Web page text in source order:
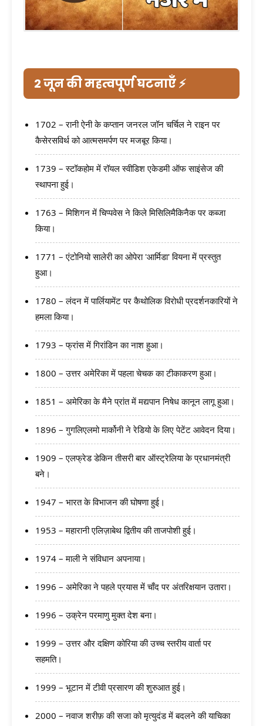
2 जून की महत्वपूर्ण घटनाएँ ⚡
1702 – रानी ऐनी के कप्तान जनरल जॉन चर्चिल ने राइन पर
कैसेरसविर्थ को आत्मसमर्पण पर मजबूर किया।
1739 – स्टॉकहोम में रॉयल स्वीडिश एकेडमी ऑफ साइंसेज की
स्थापना हुई।
1763 – मिशिगन में चिप्पवेस ने किले मिसिलिमैकिनैक पर कब्जा
किया।
1771 – एंटोनियो सालेरी का ओपेरा 'आर्मिडा' वियना में प्रस्तुत
हुआ।
1780 – लंदन में पार्लियामेंट पर कैथोलिक विरोधी प्रदर्शनकारियों ने
हमला किया।
1793 – फ्रांस में गिरांडिन का नाश हुआ।
1800 – उत्तर अमेरिका में पहला चेचक का टीकाकरण हुआ।
1851 – अमेरिका के मैने प्रांत में मद्यपान निषेध कानून लागू हुआ।
1896 – गुगलिएलमो मार्कोनी ने रेडियो के लिए पेटेंट आवेदन दिया।
1909 – एलफ्रेड डेकिन तीसरी बार ऑस्ट्रेलिया के प्रधानमंत्री
बने।
1947 – भारत के विभाजन की घोषणा हुई।
1953 – महारानी एलिज़ाबेथ द्वितीय की ताजपोशी हुई।
1974 – माली ने संविधान अपनाया।
1996 – अमेरिका ने पहले प्रयास में चाँद पर अंतरिक्षयान उतारा।
1996 – उक्रेन परमाणु मुक्त देश बना।
1999 – उत्तर और दक्षिण कोरिया की उच्च स्तरीय वार्ता पर
सहमति।
1999 – भूटान में टीवी प्रसारण की शुरुआत हुई।
2000 – नवाज शरीफ़ की सजा को मृत्युदंड में बदलने की याचिका